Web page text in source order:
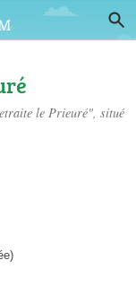
le Prieuré", situé